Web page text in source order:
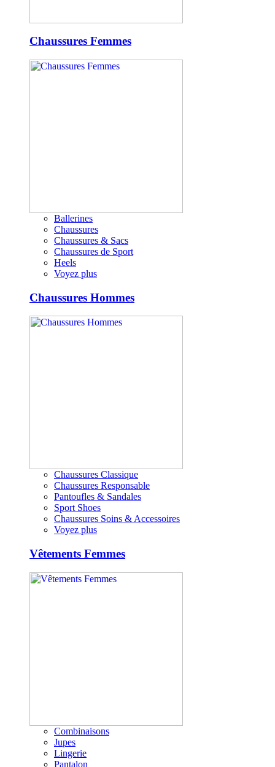
Chaussures Femmes
Ballerines
Chaussures
Chaussures & Sacs
Chaussures de Sport
Heels
Voyez plus
Chaussures Hommes
Chaussures Classique
Chaussures Responsable
Pantoufles & Sandales
Sport Shoes
Chaussures Soins & Accessoires
Voyez plus
Vêtements Femmes
Combinaisons
Jupes
Lingerie
Pantalon